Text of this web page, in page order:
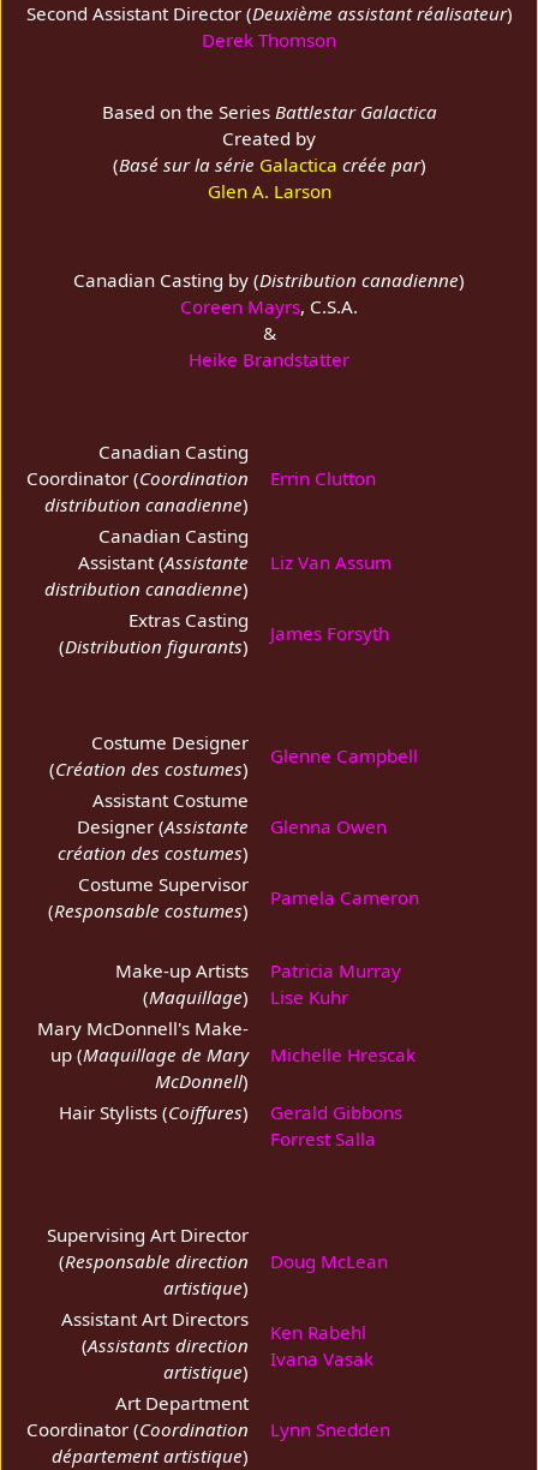
Second Assistant Director (Deuxième assistant réalisateur)
Derek Thomson
Based on the Series Battlestar Galactica
Created by
(Basé sur la série Galactica créée par)
Glen A. Larson
Canadian Casting by (Distribution canadienne)
Coreen Mayrs, C.S.A.
&
Heike Brandstatter
Canadian Casting
Coordinator (Coordination
distribution canadienne)
Errin Clutton
Canadian Casting
Assistant (Assistante
distribution canadienne)
Liz Van Assum
Extras Casting
(Distribution figurants)
James Forsyth
Costume Designer
(Création des costumes)
Glenne Campbell
Assistant Costume
Designer (Assistante
création des costumes)
Glenna Owen
Costume Supervisor
(Responsable costumes)
Pamela Cameron
Make-up Artists
(Maquillage)
Patricia Murray
Lise Kuhr
Mary McDonnell's Make-
up (Maquillage de Mary
McDonnell)
Michelle Hrescak
Hair Stylists (Coiffures)
Gerald Gibbons
Forrest Salla
Supervising Art Director
(Responsable direction
artistique)
Doug McLean
Assistant Art Directors
(Assistants direction
artistique)
Ken Rabehl
Ivana Vasak
Art Department
Coordinator (Coordination
département artistique)
Lynn Snedden